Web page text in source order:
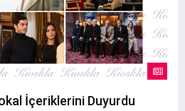
İçeriklerini Duyurdu